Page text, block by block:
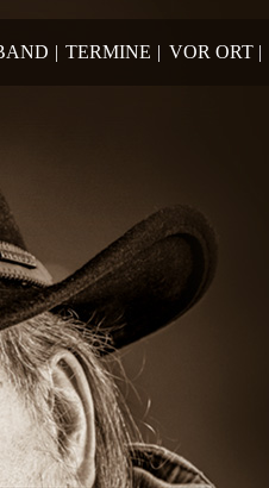
| TERMINE | VOR ORT |